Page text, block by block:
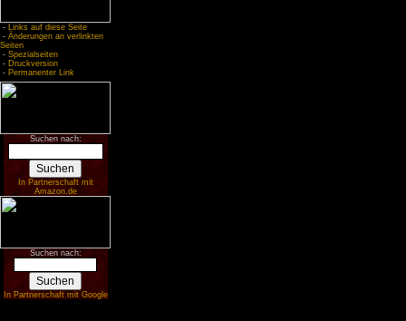
- Links auf diese Seite
- Änderungen an verlinkten
Seiten
- Spezialseiten
- Druckversion
- Permanenter Link
Suchen nach:
In Partnerschaft mit
Amazon.de
Suchen nach:
In Partnerschaft mit Google